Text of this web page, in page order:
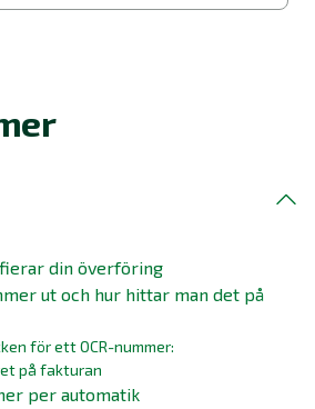
din överföring
ut och hur hittar man det på
för ett OCR-nummer:
på fakturan
per automatik